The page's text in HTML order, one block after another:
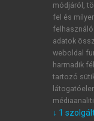
ÚJ FIÓK
1 óra díjmentes
E-MAIL-CÍM
módjáról,
fel és
adatok
weboldal
harmadik
tartozó
↓ 1